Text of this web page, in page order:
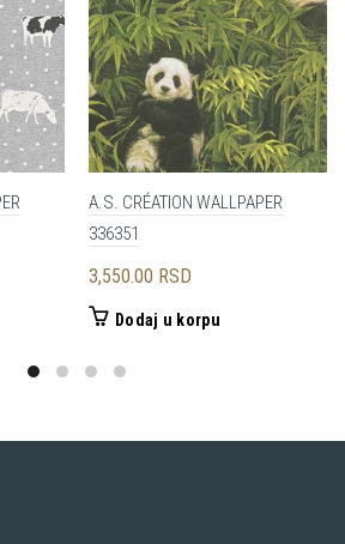
A.S. CRÉATION WALLPAPER
336351
3,550.00 RSD
Dodaj u korpu